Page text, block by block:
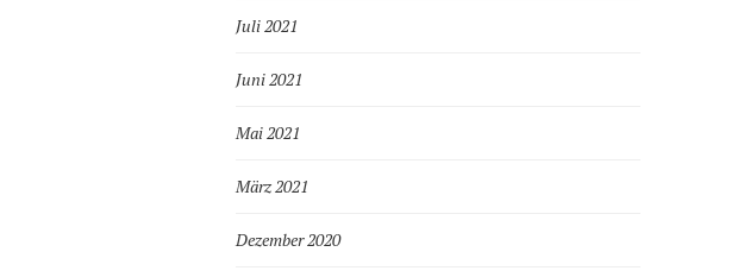
Juli 2021
Juni 2021
Mai 2021
März 2021
Dezember 2020